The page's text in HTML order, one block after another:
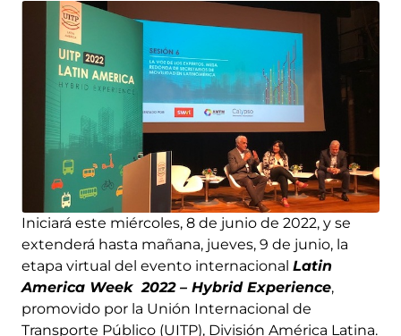
Iniciará este miércoles, 8 de junio de 2022, y se
extenderá hasta mañana, jueves, 9 de junio, la
etapa virtual del evento internacional Latin
America Week 2022 – Hybrid Experience,
promovido por la Unión Internacional de
Transporte Público (UITP), División América Latina.